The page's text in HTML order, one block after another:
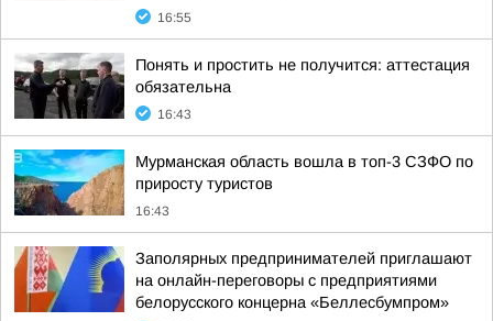
16:55
Понять и простить не получится: аттестация
обязательна
16:43
Мурманская область вошла в топ-3 СЗФО по
приросту туристов
16:43
Заполярных предпринимателей приглашают
на онлайн-переговоры с предприятиями
белорусского концерна «Беллесбумпром»